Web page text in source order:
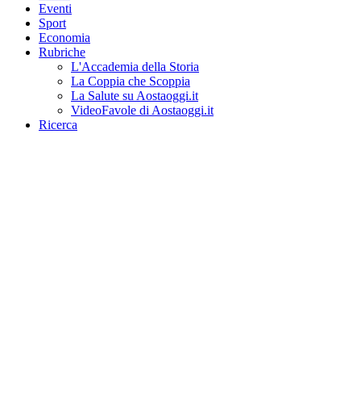
Eventi
Sport
Economia
Rubriche
L'Accademia della Storia
La Coppia che Scoppia
La Salute su Aostaoggi.it
VideoFavole di Aostaoggi.it
Ricerca